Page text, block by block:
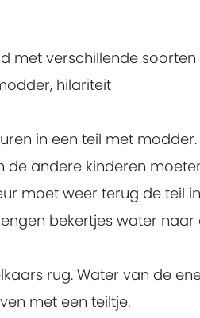
met verschillende soorten
hilariteit
in een teil met modder.
de andere kinderen
moet weer terug de teil
bekertjes water naar
rug. Water van de
met een teiltje.